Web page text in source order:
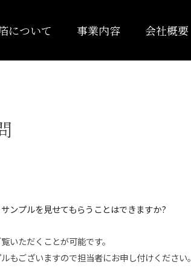
について 事業内容 会社概要
プルを見せてもらうことはできますか?
いただくことが可能です。
もございますので担当者にお申し付けください。